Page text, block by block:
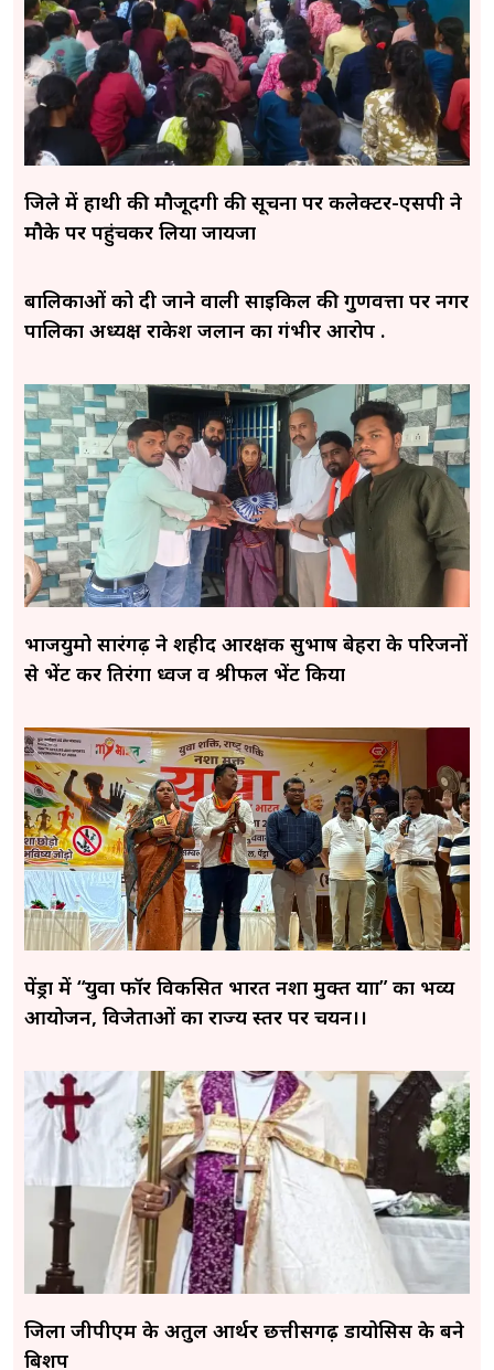
जिले में हाथी की मौजूदगी की सूचना पर कलेक्टर-एसपी ने
मौके पर पहुंचकर लिया जायजा
बालिकाओं को दी जाने वाली साइकिल की गुणवत्ता पर नगर
पालिका अध्यक्ष राकेश जलान का गंभीर आरोप .
भाजयुमो सारंगढ़ ने शहीद आरक्षक सुभाष बेहरा के परिजनों
से भेंट कर तिरंगा ध्वज व श्रीफल भेंट किया
पेंड्रा में “युवा फॉर विकसित भारत नशा मुक्त यात्रा” का भव्य
आयोजन, विजेताओं का राज्य स्तर पर चयन।।
जिला जीपीएम के अतुल आर्थर छत्तीसगढ़ डायोसिस के बने
बिशप